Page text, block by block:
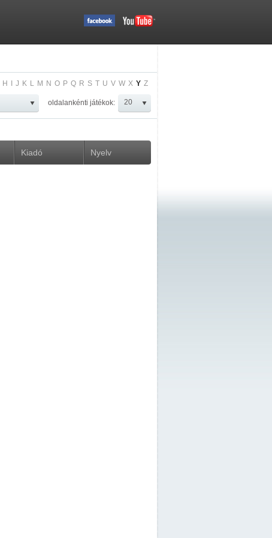
H J K L M N O P Q R S T U V W X Y Z
oldalankénti játékok:
Kiadó Nyelv